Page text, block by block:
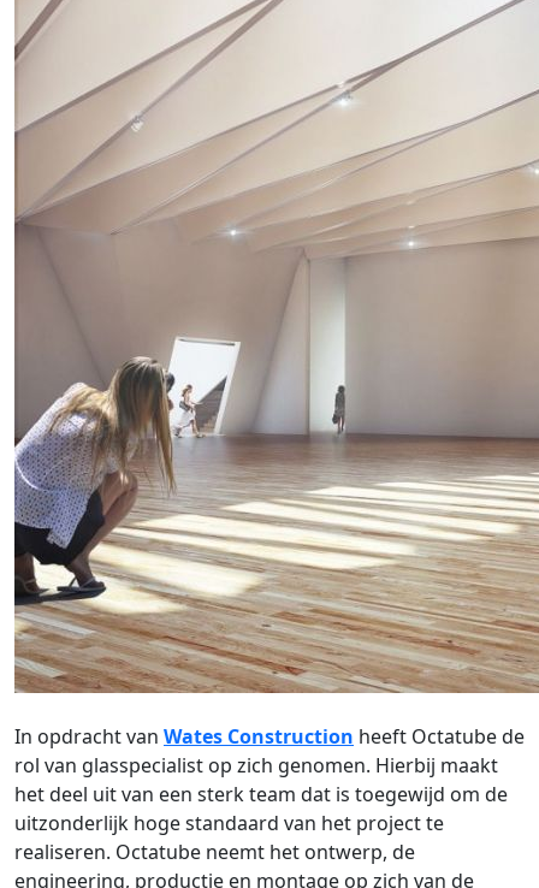
In opdracht van Wates Construction heeft Octatube de
rol van glasspecialist op zich genomen. Hierbij maakt
het deel uit van een sterk team dat is toegewijd om de
uitzonderlijk hoge standaard van het project te
realiseren. Octatube neemt het ontwerp, de
engineering, productie en montage op zich van de